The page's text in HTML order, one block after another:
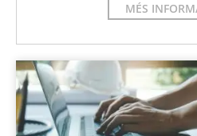
MÉS